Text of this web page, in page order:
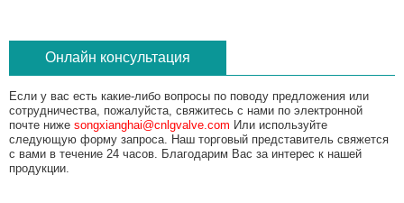
Онлайн консультация
Если у вас есть какие-либо вопросы по поводу предложения или
сотрудничества, пожалуйста, свяжитесь с нами по электронной
почте ниже songxianghai@cnlgvalve.com Или используйте
следующую форму запроса. Наш торговый представитель свяжется
с вами в течение 24 часов. Благодарим Вас за интерес к нашей
продукции.